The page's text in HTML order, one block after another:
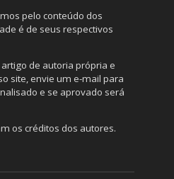
pelo conteúdo dos
é de seus respectivos
de autoria própria e
site, envie um e-mail para
e se aprovado será
os créditos dos autores.